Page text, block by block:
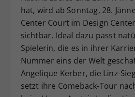
hat, wird ab Sonntag, 28.
Center Court im Design
sichtbar. Ideal dazu passt
Spielerin, die es in ihrer
Nummer eins der Welt
Angelique Kerber, die Linz-
setzt ihre Comeback-Tour
Zweck
Dieser Wert
Einstellungen.
zufällig generierte
historische
Webseiten-
hat.